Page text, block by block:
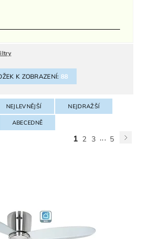
K ZOBRAZENÍ:88
NEJLEVNĚJŠÍ NEJDRAŽŠÍ
ABECEDNĚ
1 2 3 ... 5